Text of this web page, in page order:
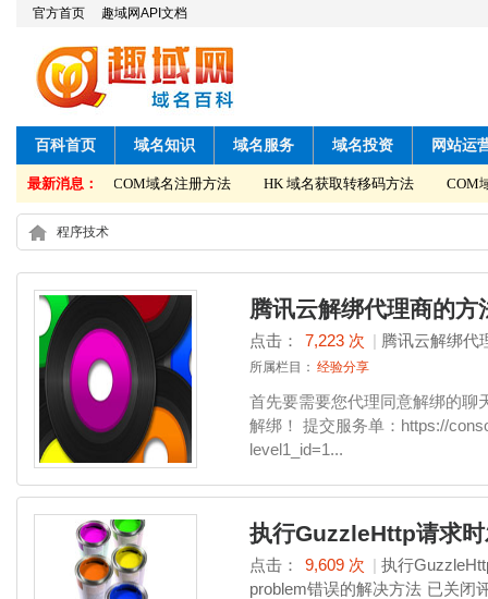
官方首页 趣域网API文档
百科首页 域名知识 域名服务 域名投资 网站运
最新消息：
移码方法 COM域名注册方法 HK 域名获取转移码方法 COM域
程序技术
腾讯云解绑代理商的方
点击： 7,223 次 | 腾讯云解绑代
所属栏目： 经验分享
首先要需要您代理同意解绑的聊
解绑！ 提交服务单：https://
level1_id=1...
执行GuzzleHttp请求
点击： 9,609 次 | 执行
problem错误的解决方法 已关闭